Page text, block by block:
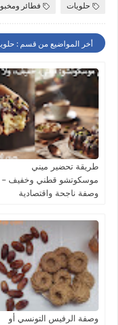
حلويات فطائر
أخر المواضيع من قسم :
طريقة تحضير ميني
موسكوتشو قطني وخفيف –
وصفة ناجحة واقتصادية
وصفة الرفيس التونسي أو